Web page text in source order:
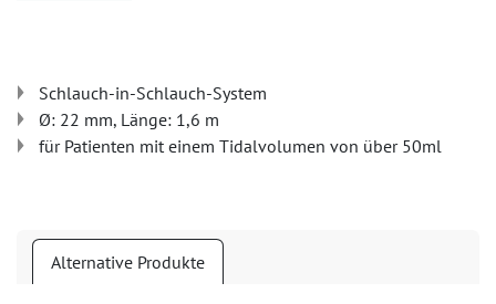
Schlauch-in-Schlauch-System
Ø: 22 mm, Länge: 1,6 m
für Patienten mit einem Tidalvolumen von über 50ml
Alternative Produkte